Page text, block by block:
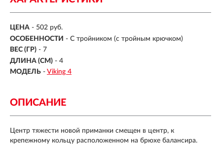
ЦЕНА - 502 руб.
ОСОБЕННОСТИ - С тройником (с тройным крючком)
ВЕС (ГР) - 7
ДЛИНА (СМ) - 4
МОДЕЛЬ - Viking 4
ОПИСАНИЕ
Центр тяжести новой приманки смещен в центр, к
крепежному кольцу расположенном на брюхе балансира.